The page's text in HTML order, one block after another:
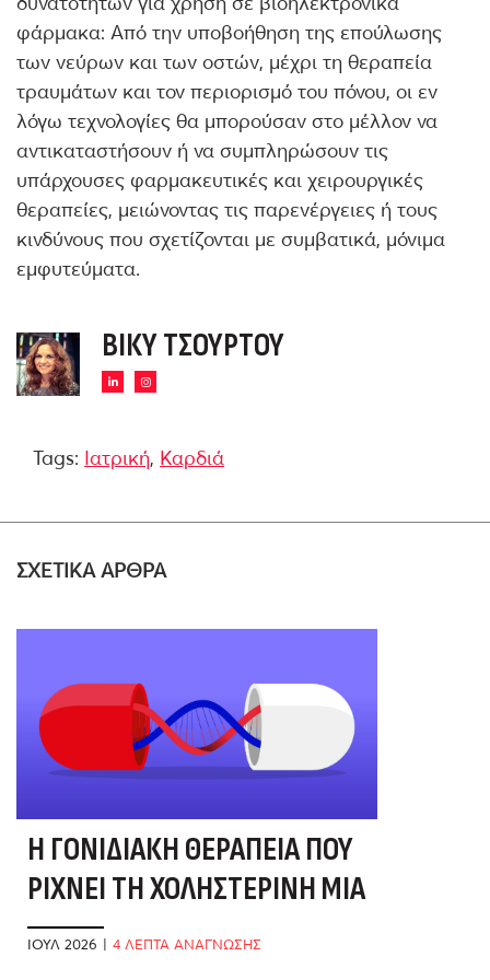
φάρμακα: Από την υποβοήθηση της επούλωσης
των νεύρων και των οστών, μέχρι τη θεραπεία
τραυμάτων και τον περιορισμό του πόνου, οι εν
λόγω τεχνολογίες θα μπορούσαν στο μέλλον να
αντικαταστήσουν ή να συμπληρώσουν τις
υπάρχουσες φαρμακευτικές και χειρουργικές
θεραπείες, μειώνοντας τις παρενέργειες ή τους
κινδύνους που σχετίζονται με συμβατικά, μόνιμα
εμφυτεύματα.
ΒΊΚΥ ΤΣΟΎΡΤΟΥ
Tags: Ιατρική, Καρδιά
ΣΧΕΤΙΚΑ ΑΡΘΡΑ
Η ΓΟΝΙΔΙΑΚΉ ΘΕΡΑΠΕΊΑ ΠΟΥ
ΡΊΧΝΕΙ ΤΗ ΧΟΛΗΣΤΕΡΊΝΗ ΜΙΑ
ΚΑΙ ΚΑΛΉ
ΙΟΎΛ 2026 | 4 ΛΕΠΤΑ ΑΝΑΓΝΩΣΗΣ